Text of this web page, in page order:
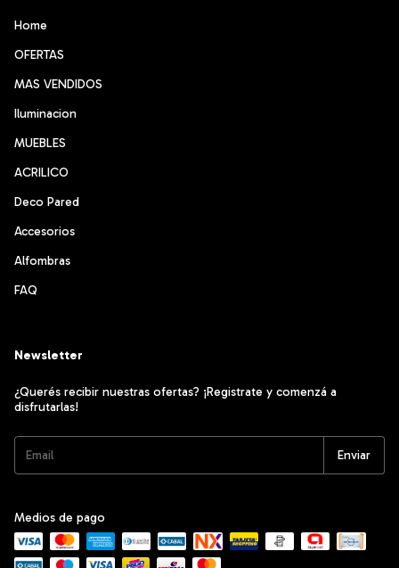
Home
OFERTAS
MAS VENDIDOS
Iluminacion
MUEBLES
ACRILICO
Deco Pared
Accesorios
Alfombras
FAQ
Newsletter
¿Querés recibir nuestras ofertas? ¡Registrate y comenzá a
disfrutarlas!
Medios de pago